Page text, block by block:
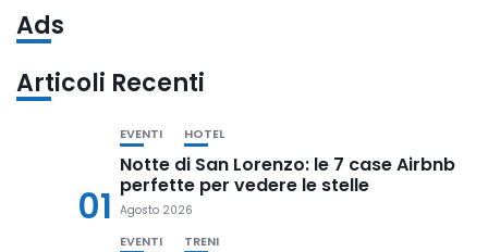
Ads
Articoli Recenti
01
EVENTI HOTEL
Notte di San Lorenzo: le 7 case Airbnb
perfette per vedere le stelle
Agosto 2026
EVENTI TRENI